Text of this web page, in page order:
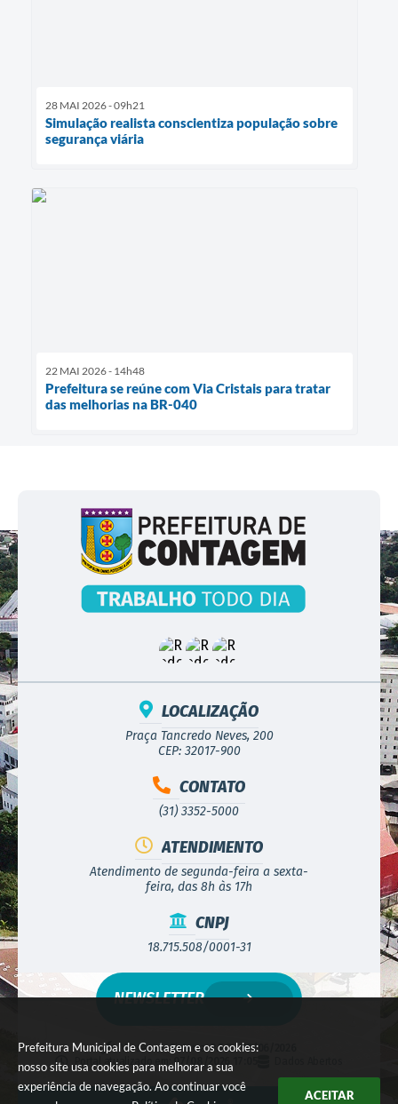
Prefeitura Municipal de Contagem e os cookies:
nosso site usa cookies para melhorar a sua
experiência de navegação. Ao continuar você
ACEITAR
28 MAI 2026 - 09h21
Simulação realista conscientiza população sobre
segurança viária
22 MAI 2026 - 14h48
Prefeitura se reúne com Via Cristais para tratar
das melhorias na BR-040
LOCALIZAÇÃO
Praça Tancredo Neves, 200
CEP: 32017-900
CONTATO
(31) 3352-5000
ATENDIMENTO
Atendimento de segunda-feira a sexta-
feira, das 8h às 17h
CNPJ
18.715.508/0001-31
Versão do Sistema:3.5.3 - 19/06/2026
Portal atualizado em:
07/08/2026 17:05
NEWSLETTER